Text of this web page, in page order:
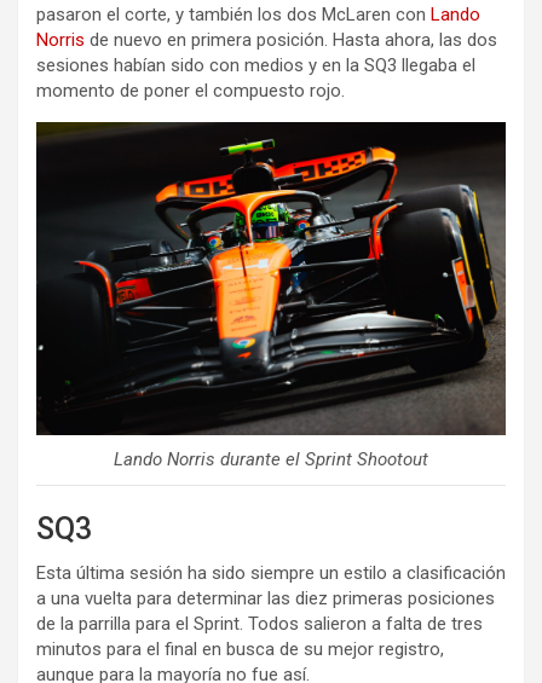
pasaron el corte, y también los dos McLaren con Lando
Norris de nuevo en primera posición. Hasta ahora, las dos
sesiones habían sido con medios y en la SQ3 llegaba el
momento de poner el compuesto rojo.
Lando Norris durante el Sprint Shootout
SQ3
Esta última sesión ha sido siempre un estilo a clasificación
a una vuelta para determinar las diez primeras posiciones
de la parrilla para el Sprint. Todos salieron a falta de tres
minutos para el final en busca de su mejor registro,
aunque para la mayoría no fue así.